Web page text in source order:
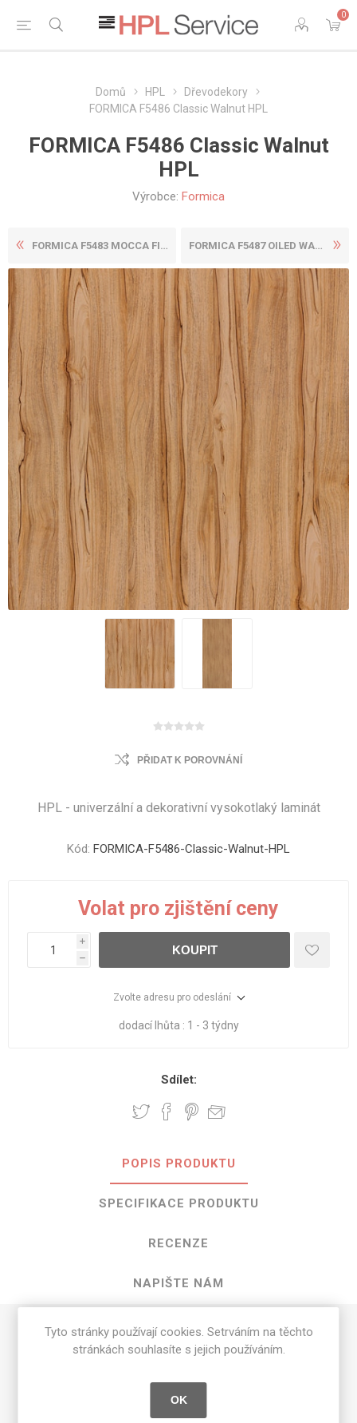
0
Domů HPL
Dřevodekory
FORMICA F5486 Classic Walnut HPL
FORMICA F5486 Classic Walnut
HPL
Výrobce: Formica
FORMICA F5483 MOCCA FIRWOOD... FORMICA F5487 OILED WALNUT ...
PŘIDAT K POROVNÁNÍ
HPL - univerzální a dekorativní vysokotlaký laminát
Kód: FORMICA-F5486-Classic-Walnut-HPL
Volat pro zjištění ceny
i
h
KOUPIT
Zvolte adresu pro odeslání
dodací lhůta : 1 - 3 týdny
Sdílet:
POPIS PRODUKTU
SPECIFIKACE PRODUKTU
RECENZE
NAPIŠTE NÁM
HPL Classic Walnut o rozměrech 3050
Dostupné tloušťky v [mm] a povrchové úpravy jsou
uvedeny v tabulce
Tyto stránky používají cookies. Setrváním na těchto
stránkách souhlasíte s jejich používáním.
OK